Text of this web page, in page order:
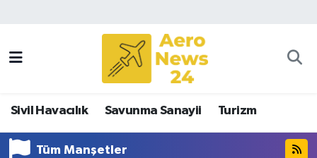
Sivil Havacılık Savunma Sanayii Turizm
Tüm Manşetler